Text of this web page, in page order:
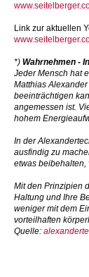
Link zur aktuellen
*) Wahrnehmen -
Jeder Mensch hat
Matthias
beeinträchtigen
angemessen ist.
hohem
In der
ausfindig zu
etwas beibehalten,
Mit den Prinzipien
Haltung und Ihre
weniger mit dem
vorteilhaften
Quelle: